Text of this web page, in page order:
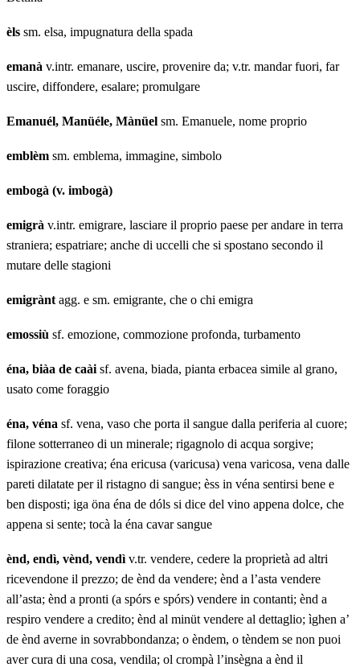
èls sm. elsa, impugnatura della spada
emanà v.intr. emanare, uscire, provenire da; v.tr. mandar fuori, far
uscire, diffondere, esalare; promulgare
Emanuél, Manüéle, Mànüel sm. Emanuele, nome proprio
emblèm sm. emblema, immagine, simbolo
embogà (v. imbogà)
emigrà v.intr. emigrare, lasciare il proprio paese per andare in terra
straniera; espatriare; anche di uccelli che si spostano secondo il
mutare delle stagioni
emigrànt agg. e sm. emigrante, che o chi emigra
emossiù sf. emozione, commozione profonda, turbamento
éna, biàa de caài sf. avena, biada, pianta erbacea simile al grano,
usato come foraggio
éna, véna sf. vena, vaso che porta il sangue dalla periferia al cuore;
filone sotterraneo di un minerale; rigagnolo di acqua sorgive;
ispirazione creativa; éna ericusa (varicusa) vena varicosa, vena dalle
pareti dilatate per il ristagno di sangue; èss in véna sentirsi bene e
ben disposti; iga öna éna de dóls si dice del vino appena dolce, che
appena si sente; tocà la éna cavar sangue
ènd, endì, vènd, vendì v.tr. vendere, cedere la proprietà ad altri
ricevendone il prezzo; de ènd da vendere; ènd a l’asta vendere
all’asta; ènd a pronti (a spórs e spórs) vendere in contanti; ènd a
respiro vendere a credito; ènd al minüt vendere al dettaglio; ìghen a’
de ènd averne in sovrabbondanza; o èndem, o tèndem se non puoi
aver cura di una cosa, vendila; ol crompà l’insègna a ènd il